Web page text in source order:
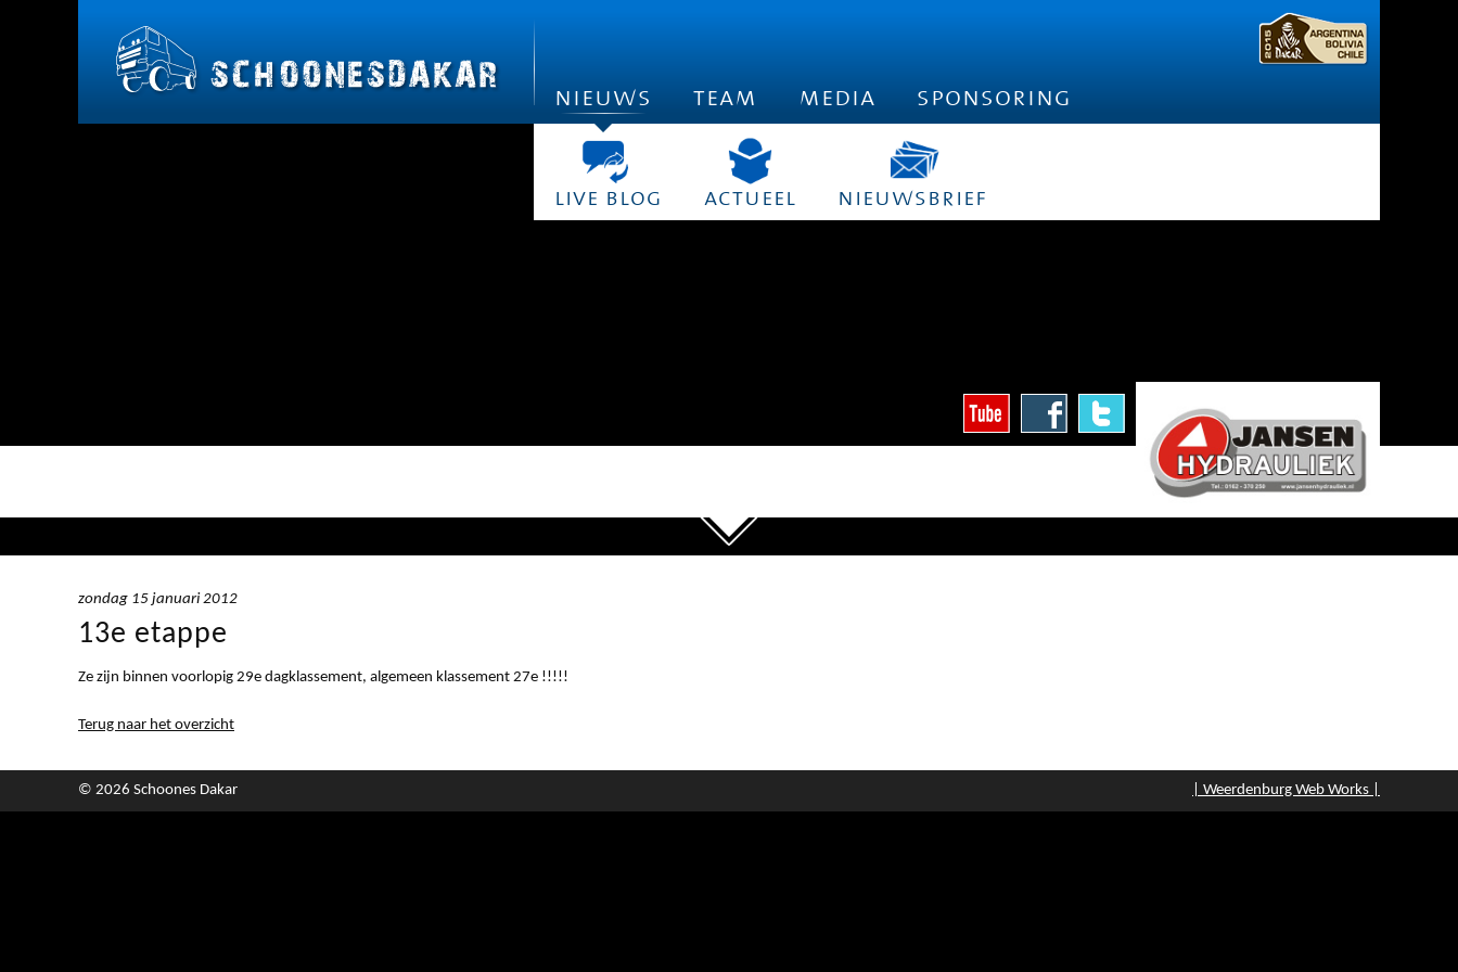
nieuws
live blog actueel nieuwsbrief
team media sponsoring
zondag 15 januari 2012
13e etappe
Ze zijn binnen voorlopig 29e dagklassement, algemeen klassement 27e !!!!!
Terug naar het overzicht
© 2026 Schoones Dakar | Weerdenburg Web Works |